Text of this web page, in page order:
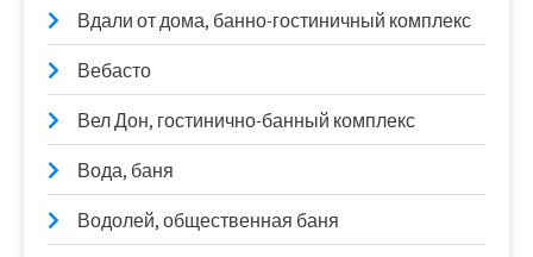
Вдали от дома, банно-гостиничный комплекс
Вебасто
Вел Дон, гостинично-банный комплекс
Вода, баня
Водолей, общественная баня